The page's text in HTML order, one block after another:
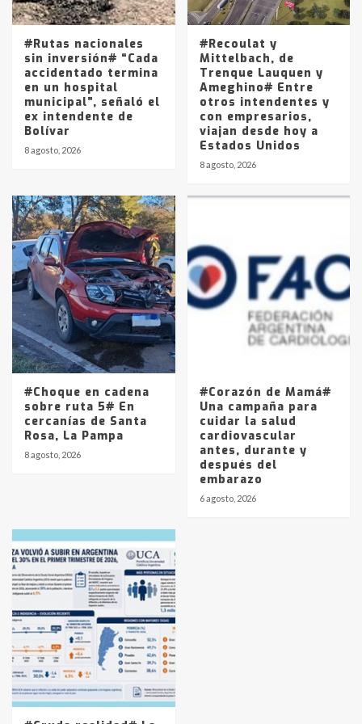
La Pampa, desde YPF hasta Axion
entre 857 a 1338 pesos
#Rutas nacionales
sin inversión# “Cada
accidentado termina
en un hospital
municipal”, señaló el
ex intendente de
Bolívar
8 agosto, 2026
#Recoulat y
Mittelbach, de
Trenque Lauquen y
Ameghino# Entre
otros intendentes y
con empresarios,
viajan desde hoy a
Estados Unidos
8 agosto, 2026
#Choque en cadena
sobre ruta 5# En
cercanías de Santa
Rosa, La Pampa
8 agosto, 2026
#Corazón de Mamá#
Una campaña para
cuidar la salud
cardiovascular
antes, durante y
después del
embarazo
6 agosto, 2026